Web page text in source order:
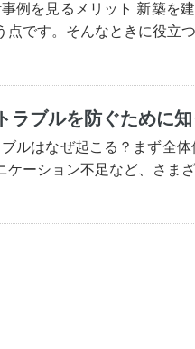
例を見るメリット 新築を
点です。そんなときに役立
ラブルを防ぐために
ルはなぜ起こる？まず全
ケーション不足など、さま